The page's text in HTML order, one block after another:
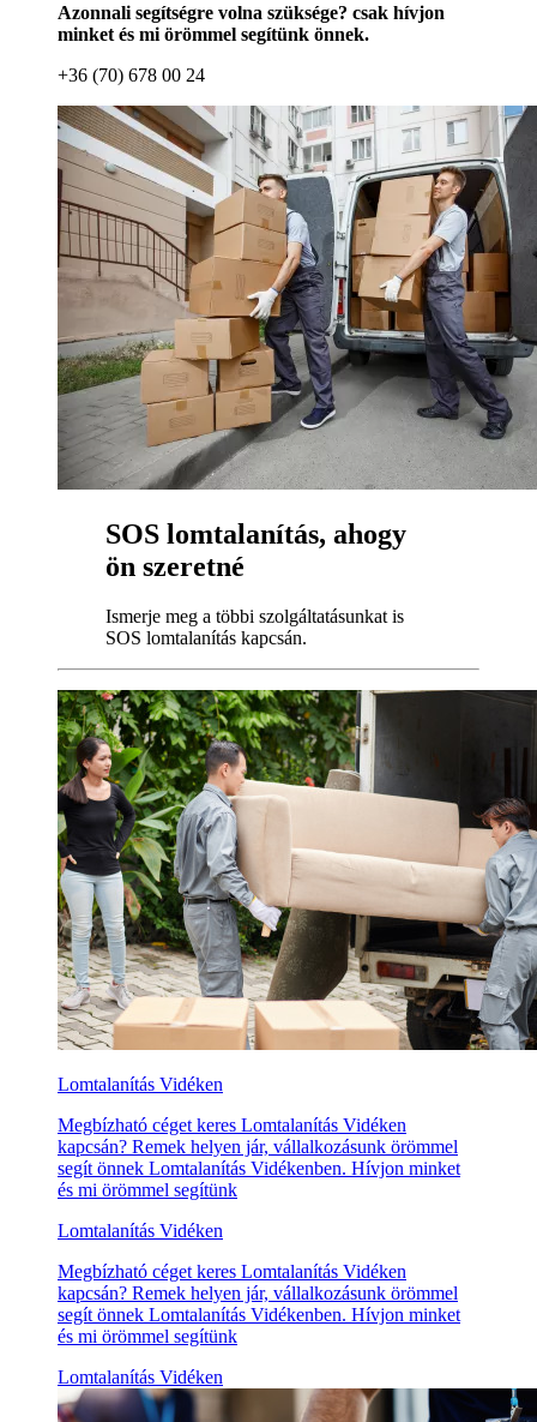
Azonnali segítségre volna szüksége? csak hívjon
minket és mi örömmel segítünk önnek.
+36 (70) 678 00 24
SOS lomtalanítás, ahogy
ön szeretné
Ismerje meg a többi szolgáltatásunkat is
SOS lomtalanítás kapcsán.
Lomtalanítás Vidéken
Megbízható céget keres Lomtalanítás Vidéken
kapcsán? Remek helyen jár, vállalkozásunk örömmel
segít önnek Lomtalanítás Vidékenben. Hívjon minket
és mi örömmel segítünk
Lomtalanítás Vidéken
Megbízható céget keres Lomtalanítás Vidéken
kapcsán? Remek helyen jár, vállalkozásunk örömmel
segít önnek Lomtalanítás Vidékenben. Hívjon minket
és mi örömmel segítünk
Lomtalanítás Vidéken